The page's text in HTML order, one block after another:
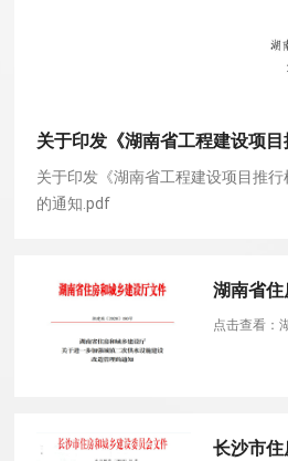
关于印发《湖南省工程建设项目推行
的通知.pdf
点击查看：